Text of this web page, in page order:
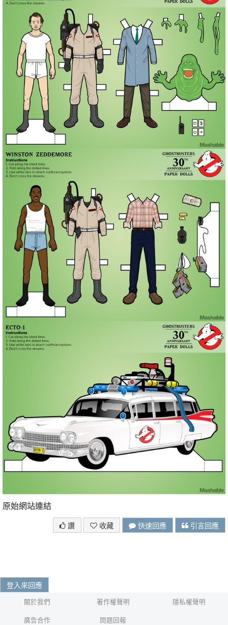
原始網站連結
讚 收藏 快速回應 引言回應
登入來回應
關於我們 著作權聲明
隱私權聲明
廣告合作
問題回報